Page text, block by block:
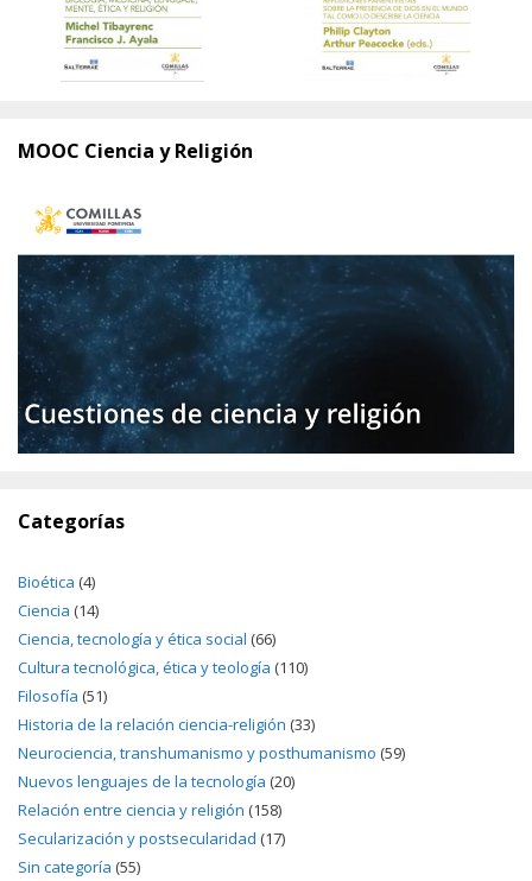
MOOC Ciencia y Religión
Categorías
Bioética (4)
Ciencia (14)
Ciencia, tecnología y ética social (66)
Cultura tecnológica, ética y teología (110)
Filosofía (51)
Historia de la relación ciencia-religión (33)
Neurociencia, transhumanismo y posthumanismo (59)
Nuevos lenguajes de la tecnología (20)
Relación entre ciencia y religión (158)
Secularización y postsecularidad (17)
Sin categoría (55)